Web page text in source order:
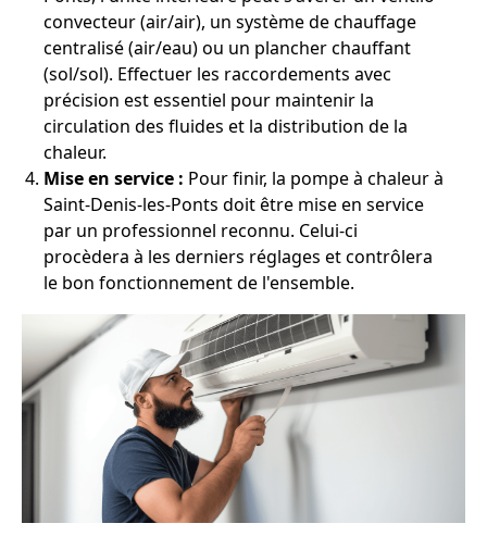
convecteur (air/air), un système de chauffage
centralisé (air/eau) ou un plancher chauffant
(sol/sol). Effectuer les raccordements avec
précision est essentiel pour maintenir la
circulation des fluides et la distribution de la
chaleur.
Mise en service : Pour finir, la pompe à chaleur à
Saint-Denis-les-Ponts doit être mise en service
par un professionnel reconnu. Celui-ci
procèdera à les derniers réglages et contrôlera
le bon fonctionnement de l'ensemble.